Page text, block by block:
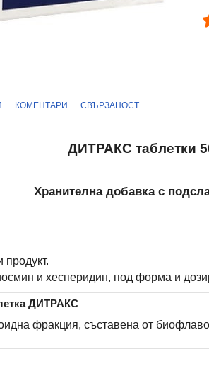
КОМЕНТАРИ СВЪРЗАНОСТ
ДИТРАКС таблетки
Хранителна добавка с
и хесперидин, под форма и
ДИТРАКС
фракция, съставена от